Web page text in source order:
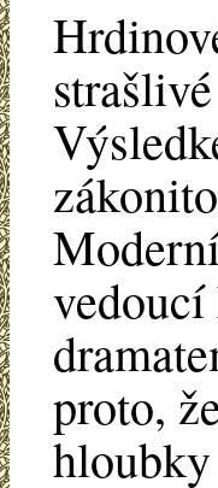
proto,
hloubky